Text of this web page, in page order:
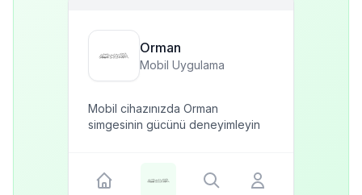
Orman
Mobil Uygulama
Mobil cihazınızda Orman
simgesinin gücünü deneyimleyin